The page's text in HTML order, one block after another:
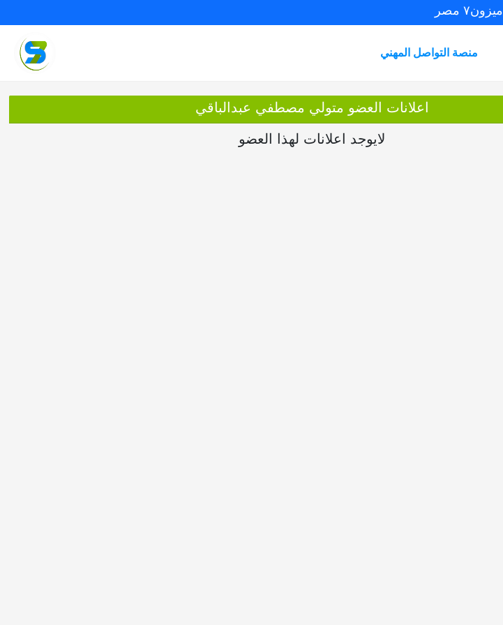
ميزون٧ مصر
منصة التواصل المهني
اعلانات العضو متولي مصطفي عبدالباقي
لايوجد اعلانات لهذا العضو